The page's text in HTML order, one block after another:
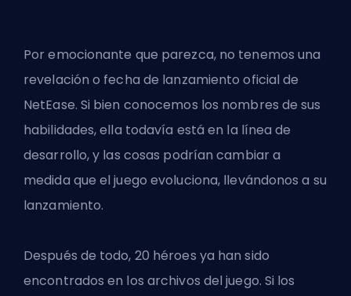
Por emocionante que parezca, no tenemos una
revelación o fecha de lanzamiento oficial de
NetEase. Si bien conocemos los nombres de sus
habilidades, ella todavía está en la línea de
desarrollo, y las cosas podrían cambiar a
medida que el juego evoluciona, llevándonos a su
lanzamiento.
Después de todo, 20 héroes ya han sido
encontrados en los archivos del juego. Si los